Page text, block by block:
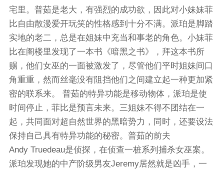
宅里。普茹是老大，有强烈的成功欲，因此对小妹妹菲
比自由散漫爱开玩笑的性格感到十分不满。派珀是脚踏
实地的老二，总是在姐妹中充当和事老的角色。小妹菲
比在阁楼里发现了一本书《暗黑之书》，拜这本书所
赐，他们女巫的一面被激发了，尽管他们平时姐妹间口
角重重，然而丝毫没有阻挡他们之间建立起一种更加紧
密的联系来。 普茹的特异功能是移动物体，派珀是使
时间停止，菲比是预言未来。三姐妹不得不团结在一
起，共同面对超自然世界的黑暗势力，同时，还要设法
保持自己具有特异功能的秘密。普茹的前夫
Andy Truedeau是侦探，在侦查一桩系列捕杀女巫案。
派珀发现她的中产阶级男友Jeremy居然就是凶手，一